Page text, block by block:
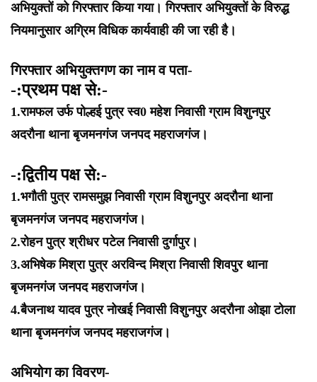
अभियुक्तों को गिरफ्तार किया गया। गिरफ्तार अभियुक्तों के विरुद्ध
नियमानुसार अग्रिम विधिक कार्यवाही की जा रही है।
गिरफ्तार अभियुक्तगण का नाम व पता-
-:प्रथम पक्ष से:-
1.रामफल उर्फ पोल्हई पुत्र स्व0 महेश निवासी ग्राम विशुनपुर
अदरौना थाना बृजमनगंज जनपद महराजगंज।
-:द्वितीय पक्ष से:-
1.भगौती पुत्र रामसमुझ निवासी ग्राम विशुनपुर अदरौना थाना
बृजमनगंज जनपद महराजगंज।
2.रोहन पुत्र श्रीधर पटेल निवासी दुर्गापुर।
3.अभिषेक मिश्रा पुत्र अरविन्द मिश्रा निवासी शिवपुर थाना
बृजमनगंज जनपद महराजगंज।
4.बैजनाथ यादव पुत्र नोखई निवासी विशुनपुर अदरौना ओझा टोला
थाना बृजमनगंज जनपद महराजगंज।
अभियोग का विवरण-